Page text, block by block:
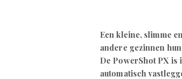
Een kleine, slimme
andere gezinnen
De PowerShot PX is
automatisch